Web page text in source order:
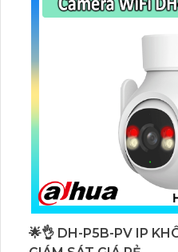
🌟👌 DH-P5B-PV IP